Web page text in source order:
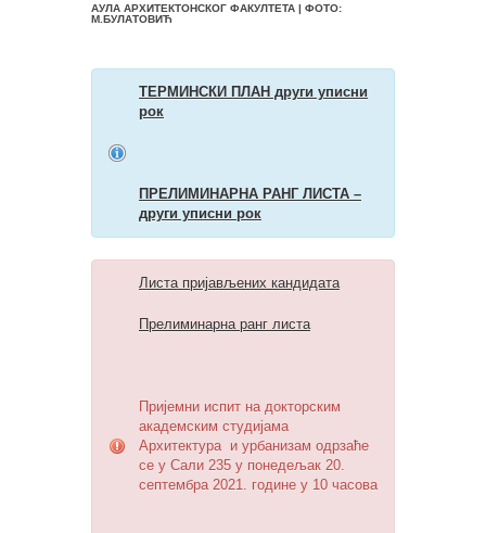
АУЛА АРХИТЕКТОНСКОГ ФАКУЛТЕТА | ФОТО:
М.БУЛАТОВИЋ
ТЕРМИНСКИ ПЛАН други уписни
рок
ПРЕЛИМИНАРНА РАНГ ЛИСТА –
други уписни рок
Листа пријављених кандидата
Прелиминарна ранг листа
Пријемни испит на докторским
академским студијама
Архитектура и урбанизам одрзаће
се у Сали 235 у понедељак 20.
септембра 2021. године у 10 часова